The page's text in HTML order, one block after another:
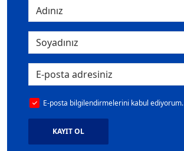
E-posta bilgilendirmelerini kabul ediyorum.
KAYIT OL